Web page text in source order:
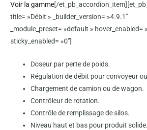
Voir la gamme[/
title= »Débit » _builder_version= »4.9.1″
_module_preset= »default » hover_enabled=
sticky_enabled= »0″]
Doseur par perte de poids.
Régulation de débit pour convoyeur
Chargement de camion ou de wagon.
Contrôleur de rotation.
Contrôle de remplissage de silos.
Niveau haut et bas pour produit solide.